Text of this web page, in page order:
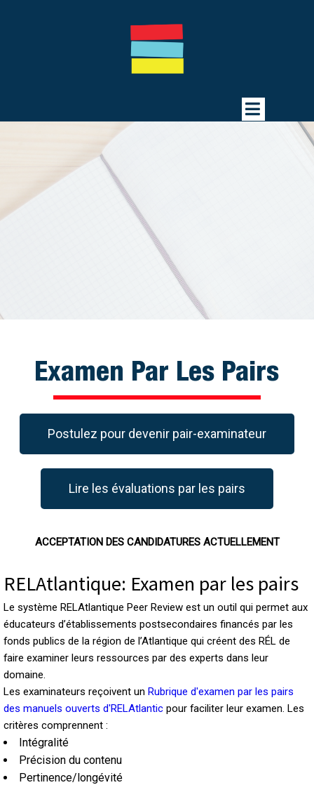
Examen Par Les Pairs
Postulez pour devenir pair-examinateur
Lire les évaluations par les pairs
ACCEPTATION DES CANDIDATURES ACTUELLEMENT
RELAtlantique: Examen par les pairs
Le système RELAtlantique Peer Review est un outil qui permet aux
éducateurs d’établissements postsecondaires financés par les
fonds publics de la région de l’Atlantique qui créent des RÉL de
faire examiner leurs ressources par des experts dans leur
domaine.
Les examinateurs reçoivent un Rubrique d'examen par les pairs
des manuels ouverts d'RELAtlantic pour faciliter leur examen. Les
critères comprennent :
Intégralité
Précision du contenu
Pertinence/longévité